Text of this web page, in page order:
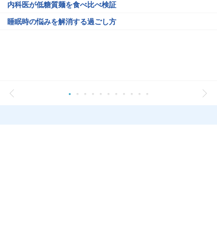
内科医が低糖質麺を食べ比べ検証
睡眠時の悩みを解消する過ごし方